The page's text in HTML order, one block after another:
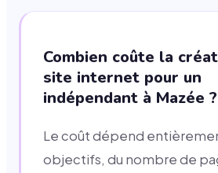
Combien coûte la
site internet pour un
indépendant à Mazée ?
Le coût dépend
objectifs, du nombre de